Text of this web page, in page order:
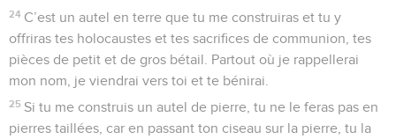
24 C’est un autel en terre que tu me construiras et tu y
offriras tes holocaustes et tes sacrifices de communion, tes
pièces de petit et de gros bétail. Partout où je rappellerai
mon nom, je viendrai vers toi et te bénirai.
25 Si tu me construis un autel de pierre, tu ne le feras pas en
pierres taillées, car en passant ton ciseau sur la pierre, tu la